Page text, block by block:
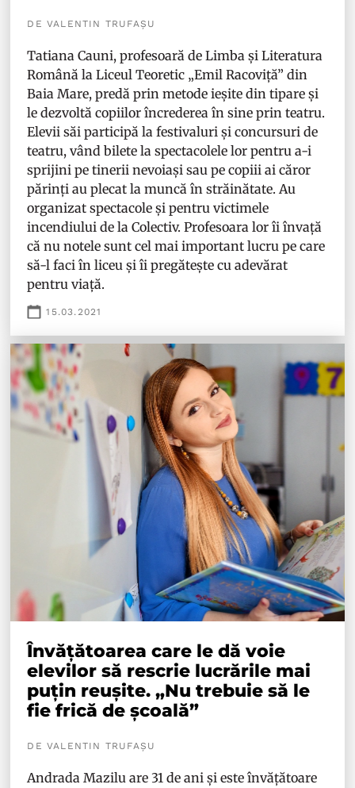
DE VALENTIN TRUFAȘU
Tatiana Cauni, profesoară de Limba și Literatura
Română la Liceul Teoretic „Emil Racoviță” din
Baia Mare, predă prin metode ieșite din tipare și
le dezvoltă copiilor încrederea în sine prin teatru.
Elevii săi participă la festivaluri și concursuri de
teatru, vând bilete la spectacolele lor pentru a-i
sprijini pe tinerii nevoiași sau pe copiii ai căror
părinți au plecat la muncă în străinătate. Au
organizat spectacole și pentru victimele
incendiului de la Colectiv. Profesoara lor îi învață
că nu notele sunt cel mai important lucru pe care
să-l faci în liceu și îi pregătește cu adevărat
pentru viață.
15.03.2021
Învățătoarea care le dă voie
elevilor să rescrie lucrările mai
puțin reușite. „Nu trebuie să le
fie frică de școală”
DE VALENTIN TRUFAȘU
Andrada Mazilu are 31 de ani și este învățătoare